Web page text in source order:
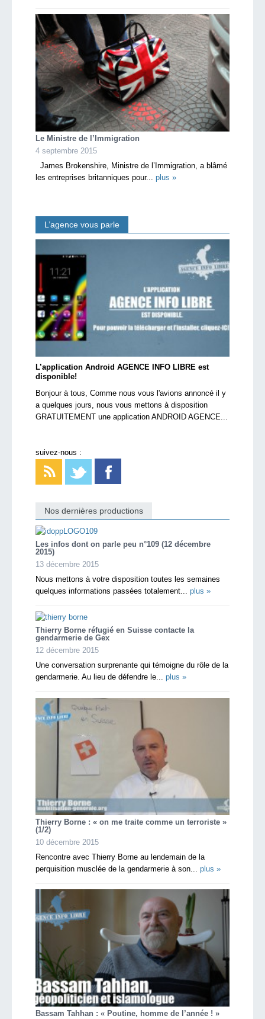
Le Ministre de l’Immigration
4 septembre 2015
James Brokenshire, Ministre de l’Immigration, a blâmé
les entreprises britanniques pour... plus »
L’agence vous parle
L’application Android AGENCE INFO LIBRE est
disponible!
Bonjour à tous, Comme nous vous l'avions annoncé il y
a quelques jours, nous vous mettons à disposition
GRATUITEMENT une application ANDROID AGENCE...
suivez-nous :
Nos dernières productions
Les infos dont on parle peu n°109 (12 décembre
2015)
13 décembre 2015
Nous mettons à votre disposition toutes les semaines
quelques informations passées totalement... plus »
Thierry Borne réfugié en Suisse contacte la
gendarmerie de Gex
12 décembre 2015
Une conversation surprenante qui témoigne du rôle de la
gendarmerie. Au lieu de défendre le... plus »
Thierry Borne : « on me traite comme un terroriste »
(1/2)
10 décembre 2015
Rencontre avec Thierry Borne au lendemain de la
perquisition musclée de la gendarmerie à son... plus »
Bassam Tahhan : « Poutine, homme de l’année ! »